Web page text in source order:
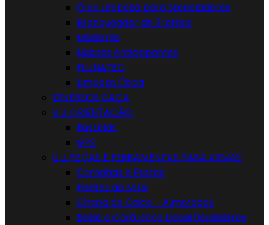
Óleo Limpeza para Silenciadores
Branqueador de Troféus
Madeiras
Massas Antigripantes
FLUNATEC
Limpeza Ótica
DIVERSOS CAÇA
  ORIENTAÇÃO
Bussolas
GPS
  PEÇAS E FERRAMENTAS PARA ARMAS
Coronhas e Fustes
Pontos de Mira
Chapa de Coice - Almofadas
Balas e Cartuchos Desarticuladores